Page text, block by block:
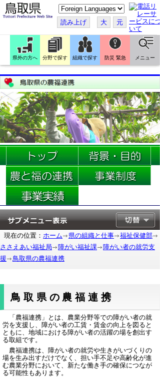
こ
の
ペ
ー
ジ
翻
訳
す
る
読み上げ 大 元
県外の方へ 分野で探す 組織で探す 防災 緊急 メニュー
現在の位置： ホーム 県の組織と仕事
福祉保健部
ささえあい福祉局
障がい福祉課
障がい者の就労支
援
鳥取県の農福連携
鳥取県の農福連携
「農福連携」とは、農業分野等での障がい者の就
労を支援し、障がい者の工賃・賃金の向上を図ると
ともに、地域における障がい者の活躍の場を創出す
る取組です。
農福連携は、障がい者の就労や生きがいづくりの
場を生み出すだけでなく、担い手不足や高齢化が進
む農業分野において、新たな働き手の確保につなが
る可能性もあります。